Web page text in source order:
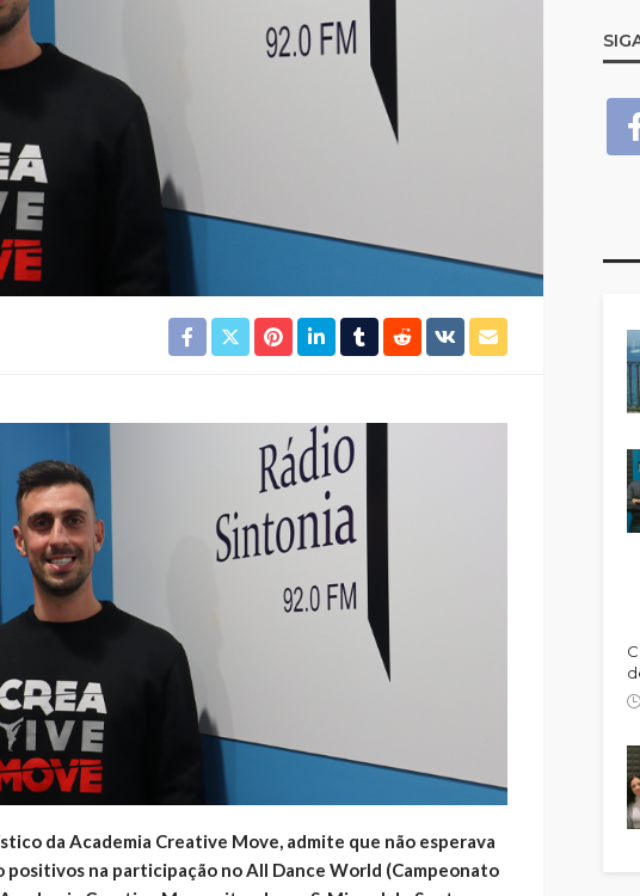
da Academia Creative Move, admite que não esperava
positivos na participação no All Dance World (Campeonato